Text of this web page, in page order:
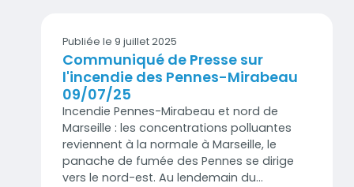
Publiée le 9 juillet 2025
Communiqué de Presse sur
l'incendie des Pennes-Mirabeau
09/07/25
Incendie Pennes-Mirabeau et nord de
Marseille : les concentrations polluantes
reviennent à la normale à Marseille, le
panache de fumée des Pennes se dirige
vers le nord-est. Au lendemain du…